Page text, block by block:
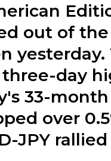
out of
day
33-
over
JPY